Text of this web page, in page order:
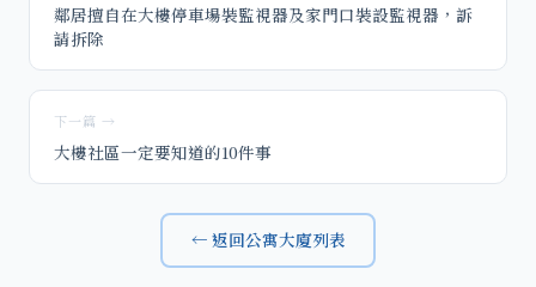
鄰居擅自在大樓停車場裝監視器及家門口裝設監視器，訴
請拆除
下一篇 →
大樓社區一定要知道的10件事
← 返回公寓大廈列表